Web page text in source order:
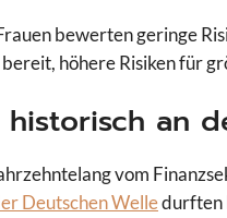
bewerten geringe
höhere Risiken für
historisch an
vom
Deutschen Welledurften